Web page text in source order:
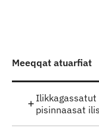
Meeqqat atuarfiat
Ilikkagassatut
pisinnaasat